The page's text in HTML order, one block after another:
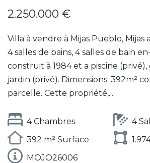
2.250.000 €
Villa à vendre à Mijas Pueblo, Mijas
4 salles de bains, 4 salles de bain
construit à 1984 et a piscine
jardin (privé). Dimensions: 392m²
parcelle. Cette propriété,...
4 Chambres
4
392 m² Surface
MOJO26006